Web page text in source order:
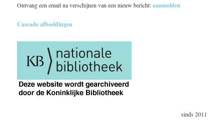
Ontvang een email na verschijnen van een nieuw bericht:aanmelden
Cascade afbeeldingen
sinds 2011